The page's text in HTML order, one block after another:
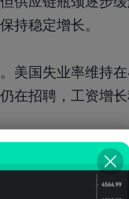
持稳定增长。
美国失业率维持
在招聘，工资增
缓解劳动力短缺带
，例如人口老龄